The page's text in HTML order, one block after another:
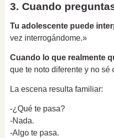
3. Cuando
Tu adolescente puede
vez interrogándome.»
Cuando lo que realmente
que te noto diferente y no sé
La escena resulta familiar:
-¿Qué te pasa?
-Nada.
-Algo te pasa.